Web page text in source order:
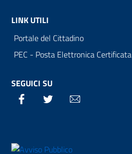
LINK UTILI
Portale del Cittadino
PEC - Posta Elettronica Certificata
SEGUICI SU
Facebook Twitter